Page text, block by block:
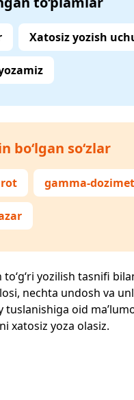
Xatosiz yozish
bo‘lgan so‘zlar
gamma-
yozilish tasnifi
nechta undosh va
oid
xatosiz yoza olasiz.